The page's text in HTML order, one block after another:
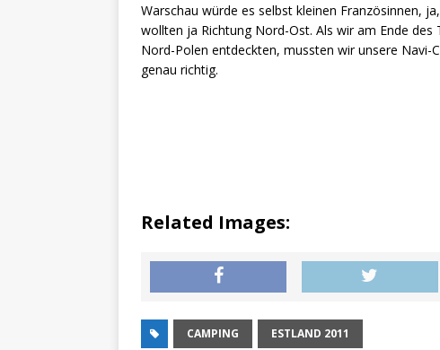
Warschau würde es selbst kleinen Französinnen,
wollten ja Richtung Nord-Ost. Als wir am Ende
Nord-Polen entdeckten, mussten wir unsere
genau richtig.
Related Images:
CAMPING ESTLAND 2011